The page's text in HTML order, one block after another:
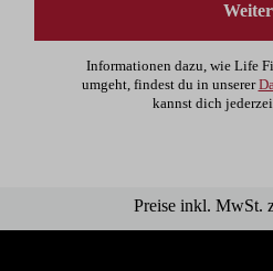
Weiter
Informationen dazu, wie Life
umgeht, findest du in unserer
kannst dich
Preise inkl. MwSt.